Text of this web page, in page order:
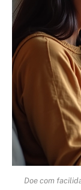
Doe com